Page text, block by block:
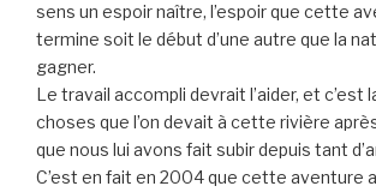
sens un espoir naître, l’espoir que cette
termine soit le début d’une autre que la
gagner.
Le travail accompli devrait l’aider, et c’est
choses que l’on devait à cette rivière
que nous lui avons fait subir depuis tant
C’est en fait en 2004 que cette aventure